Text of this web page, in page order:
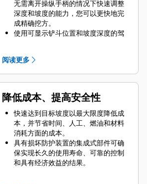
选装激光捕捉器可以兼容激光发射
机，便于挖掘机移动 — 在整个作业现
场，只需进行一次基准校正即可参照
激光并继续挖到所需坡度。
无需离开操纵手柄的情况下快速调整
深度和坡度的能力，您可以更快地完
成精确挖方。
使用可显示铲斗位置和坡度深度的驾
达到所需的坡度时，会发出高度和深
度声音报警，以防止挖方过度或挖方
不足。
Cat Grade 技术能够帮助各种经验水
平的操作员提高质量和一致性。
与带有辅助装置的 Grade 配合使用
时，可增加半自动挖掘能力和易于使
用的单操纵杆挖掘能力，提高操作员
的效率。
阅读更多
降低成本、提高安全性
快速达到目标坡度以最大限度降低成
本，并节省时间、人工、燃油和材料
消耗方面的成本。
具有损坏防护装置的集成式部件可确
保实现长久的使用寿命、可靠的控制
和具有经济效益的结果。